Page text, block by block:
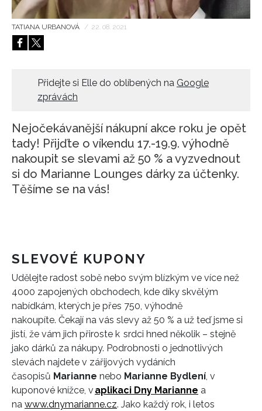
HOME
TATIANA URBANOVÁ / 22. 08. 2021
Přidejte si Elle do oblíbených na Google
zprávách
Nejočekávanější nákupní akce roku je opět
tady! Přijďte o víkendu 17.-19.9. výhodně
nakoupit se slevami až 50 % a vyzvednout
si do Marianne Lounges dárky za účtenky.
Těšíme se na vás!
SLEVOVÉ KUPONY
Udělejte radost sobě nebo svým blízkým ve více než
4000 zapojených obchodech, kde díky skvělým
nabídkám, kterých je přes 750, výhodně
nakoupíte. Čekají na vás slevy až 50 % a už teď jsme si
jistí, že vám jich přiroste k srdci hned několik – stejně
jako dárků za nákupy. Podrobnosti o jednotlivých
slevách najdete v zářijových vydáních
časopisů Marianne nebo Marianne Bydlení, v
kuponové knížce, v aplikaci Dny Marianne a
na www.dnymarianne.cz. Jako každý rok, i letos